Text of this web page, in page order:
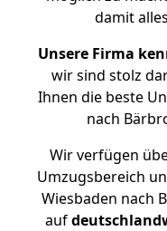
damit
Unsere Firma
wir sind stolz
Ihnen die beste
nach
Wir verfügen
Umzugsbereich
Wiesbaden nach
auf